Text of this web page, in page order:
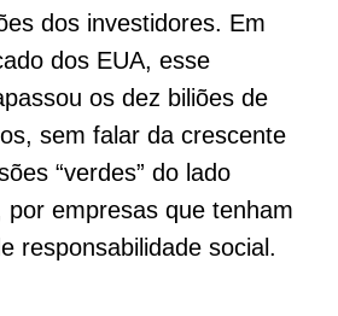
dos investidores. Em
dos EUA, esse
os dez biliões de
sem falar da crescente
“verdes” do lado
por empresas que tenham
responsabilidade social.